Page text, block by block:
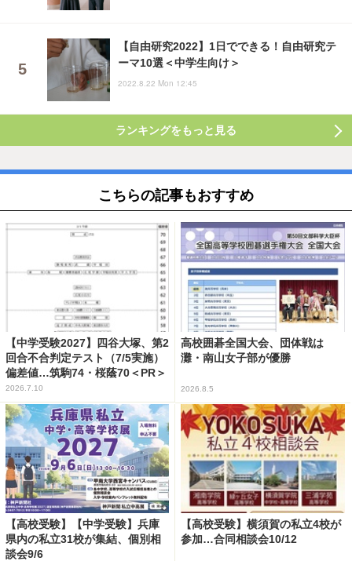
【自由研究2022】1日でできる！自由研究テ
ーマ10選＜中学生向け＞
2022.8.22 Mon 12:45
ランキングをもっと見る
こちらの記事もおすすめ
【中学受験2027】四谷大塚、第2
回合不合判定テスト（7/5実施）
偏差値…筑駒74・桜蔭70＜PR＞
2026.7.10
高校囲碁全国大会、団体戦は
灘・南山女子部が優勝
2026.8.5
【高校受験】【中学受験】兵庫
県内の私立31校が集結、個別相
談会9/6
【高校受験】横須賀の私立4校が
参加…合同相談会10/12